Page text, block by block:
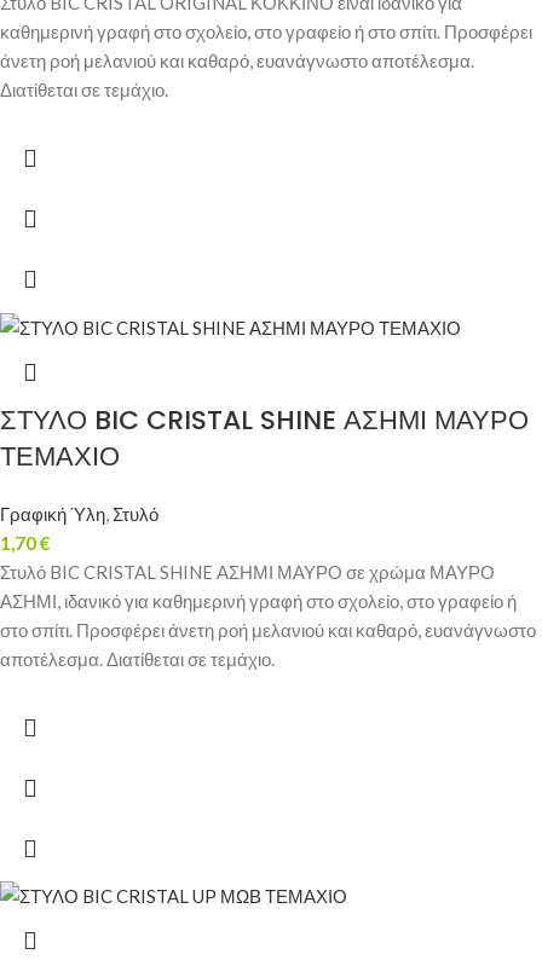
καθημερινή γραφή στο σχολείο, στο γραφείο ή στο σπίτι. Προσφέρει
άνετη ροή μελανιού και καθαρό, ευανάγνωστο αποτέλεσμα.
Διατίθεται σε τεμάχιο.
ΣΤΥΛΟ BIC CRISTAL SHINE ΑΣΗΜΙ ΜΑΥΡΟ
ΤΕΜΑΧΙΟ
Γραφική Ύλη, Στυλό
1,70€
Στυλό BIC CRISTAL SHINE ΑΣΗΜΙ ΜΑΥΡΟ σε χρώμα ΜΑΥΡΟ
ΑΣΗΜΙ, ιδανικό για καθημερινή γραφή στο σχολείο, στο γραφείο ή
στο σπίτι. Προσφέρει άνετη ροή μελανιού και καθαρό, ευανάγνωστο
αποτέλεσμα. Διατίθεται σε τεμάχιο.